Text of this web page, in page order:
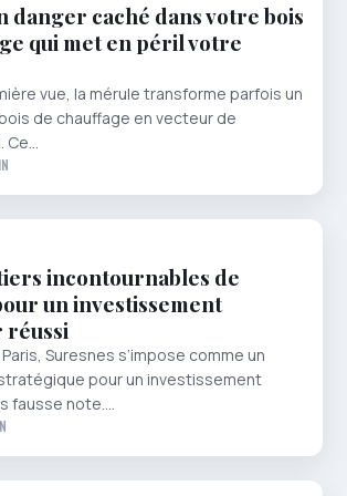
danger caché dans votre bois
qui met en péril votre
vue, la mérule transforme parfois un
de chauffage en vecteur de
Ce…
incontournables de
un investissement
Suresnes s’impose comme un
pour un investissement
fausse note.…